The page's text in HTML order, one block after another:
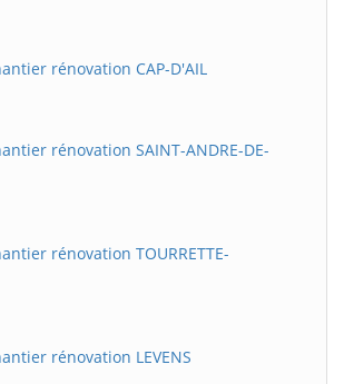
rénovation CAP-D'AIL
rénovation SAINT-ANDRE-DE-
rénovation TOURRETTE-
rénovation LEVENS